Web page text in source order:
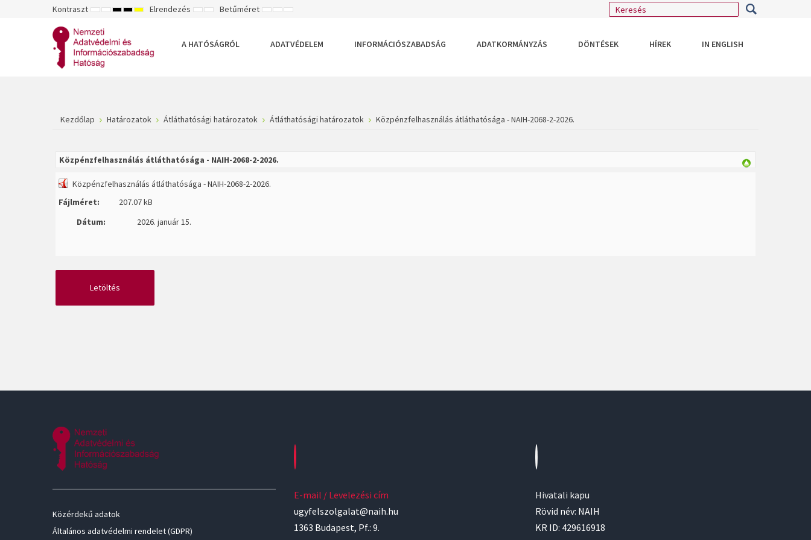
Kontraszt ALAPÉRTELMEZETT
ÉJSZAKAI
NAGY
FEHÉR
MÓD
NAGY
SÁRGA
MÓD
NAGY
MÓD
Elrendezés RÖGZÍTETT
SZÉLES
Betűméret KISEBB
ALAPÉRTELMEZETT
NAGYOBB
A HATÓSÁGRÓL
ADATVÉDELEM INFORMÁCIÓSZABADSÁG ADATKORMÁNYZÁS DÖNTÉSEK HÍREK IN ENGLISH
Kezdőlap Határozatok Átláthatósági határozatok Átláthatósági határozatok Közpénzfelhasználás átláthatósága - NAIH-2068-2-2026.
Közpénzfelhasználás átláthatósága - NAIH-2068-2-2026.
Közpénzfelhasználás átláthatósága - NAIH-2068-2-2026.
Fájlméret:
207.07 kB
Dátum:
2026. január 15.
Közérdekű adatok
Általános adatvédelmi rendelet (GDPR)
E-mail / Levelezési cím
ugyfelszolgalat@naih.hu
1363 Budapest, Pf.: 9.
Hivatali kapu
Rövid név: NAIH
KR ID: 429616918